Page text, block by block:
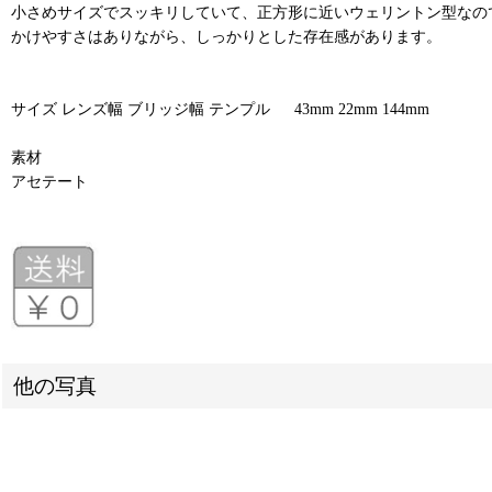
小さめサイズでスッキリしていて、正方形に近いウェリントン型なの
かけやすさはありながら、しっかりとした存在感があります。
サイズ レンズ幅 ブリッジ幅 テンプル 43mm 22mm 144mm
素材
アセテート
他の写真